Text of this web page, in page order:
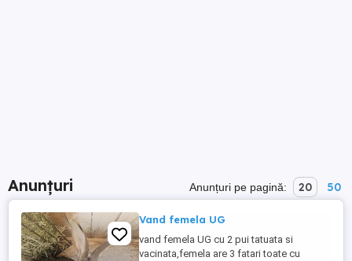
Anunțuri Anunțuri pe pagină: 20 50
Vand femela UG
vand femela UG cu 2 pui tatuata si
vacinata,femela are 3 fatari toate cu